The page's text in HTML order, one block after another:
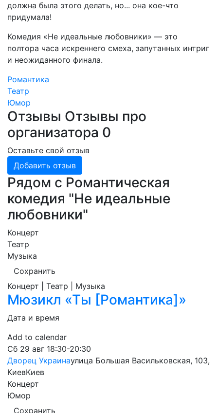
должна была этого делать, но... она кое-что
придумала!
Комедия «Не идеальные любовники» — это
полтора часа искреннего смеха, запутанных интриг
и неожиданного финала.
Романтика
Театр
Юмор
Отзывы Отзывы про
организатора 0
Оставьте свой отзыв
Добавить отзыв
Рядом с Романтическая
комедия "Не идеальные
любовники"
Концерт
Театр
Музыка
Сохранить
Концерт | Театр | Музыка
Мюзикл «Ты [Романтика]»
Дата и время
Add to calendar
Сб 29 авг 18:30-20:30
Дворец Украинаулица Большая Васильковская, 103,
КиевКиев
Концерт
Юмор
Сохранить